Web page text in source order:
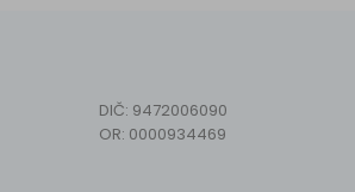
DIČ: 9472006090
OR: 0000934469